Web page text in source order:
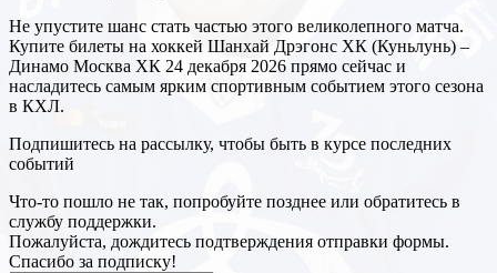
Не упустите шанс стать частью этого великолепного матча.
Купите билеты на хоккей Шанхай Дрэгонс ХК (Куньлунь) –
Динамо Москва ХК 24 декабря 2026 прямо сейчас и
насладитесь самым ярким спортивным событием этого сезона
в КХЛ.
Подпишитесь на рассылку, чтобы быть в курсе последних
событий
Что-то пошло не так, попробуйте позднее или обратитесь в
службу поддержки.
Пожалуйста, дождитесь подтверждения отправки формы.
Спасибо за подписку!